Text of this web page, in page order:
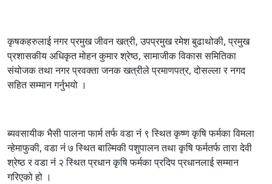
कृषकहरुलाई नगर प्रमुख जीवन खत्री, उपप्रमुख रमेश बुढाथोकी, प्रमुख
प्रशासकीय अधिकृत मोहन कुमार श्रेष्ठ, सामाजीक विकास समितिका
संयोजक तथा नगर प्रवक्ता जनक खत्रीले प्रमाणपत्र, दोसल्ला र नगद
सहित सम्मान गर्नुभयो ।
ब्यवसायीक भैसी पालना फार्म तर्फ वडा नंं ९ स्थित कृष्ण कृषि फर्मका विमला
न्हेमाफुकी, वडा नंं ७ स्थित बाल्मिकी पशुपालन तथा कृषि फर्मतर्फ तारा देवी
श्रेष्ठ र वडा नंं २ स्थित प्रधान कृषि फर्मका प्रदिप प्रधानलाई सम्मान
गरिएको हो ।